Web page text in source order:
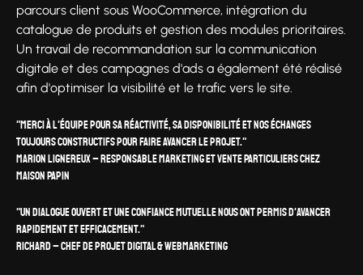
parcours client sous WooCommerce, intégration du
catalogue de produits et gestion des modules prioritaires.
Un travail de recommandation sur la communication
digitale et des campagnes d'ads a également été réalisé
afin d'optimiser la visibilité et le trafic vers le site.
"Merci à l'équipe pour sa réactivité, sa disponibilité et nos échanges
toujours constructifs pour faire avancer le projet."
Marion Lignereux – Responsable Marketing et Vente Particuliers chez
Maison Papin
"Un dialogue ouvert et une confiance mutuelle nous ont permis d'avancer
rapidement et efficacement."
Richard – Chef de projet digital & webmarketing